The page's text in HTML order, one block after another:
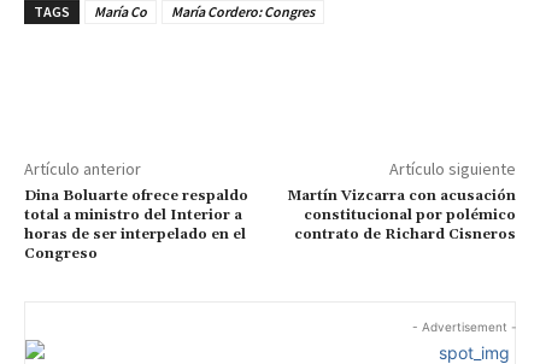
TAGS María Co María Cordero: Congres
Artículo anterior
Dina Boluarte ofrece respaldo
total a ministro del Interior a
horas de ser interpelado en el
Congreso
Artículo siguiente
Martín Vizcarra con acusación
constitucional por polémico
contrato de Richard Cisneros
- Advertisement -